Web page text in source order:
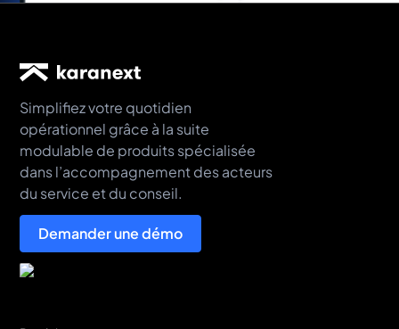
Simplifiez votre quotidien
opérationnel grâce à la suite
modulable de produits spécialisée
dans l’accompagnement des acteurs
du service et du conseil.
Demander une démo